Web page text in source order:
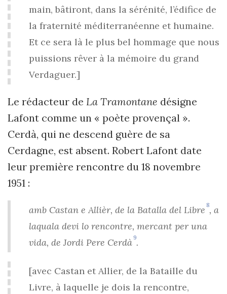
main, bâtiront, dans la sérénité, l’édifice de
la fraternité méditerranéenne et humaine.
Et ce sera là le plus bel hommage que nous
puissions rêver à la mémoire du grand
Verdaguer.]
Le rédacteur de La Tramontane désigne
Lafont comme un « poète provençal ».
Cerdà, qui ne descend guère de sa
Cerdagne, est absent. Robert Lafont date
leur première rencontre du 18 novembre
1951 :
amb Castan e Allièr, de la Batalla del Libre 8, a
laquala devi lo rencontre, mercant per una
vida, de Jordi Pere Cerdà 9.
[avec Castan et Allier, de la Bataille du
Livre, à laquelle je dois la rencontre,